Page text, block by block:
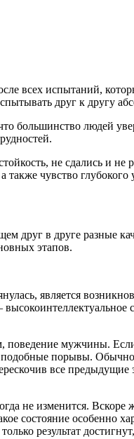
всех испытаний,
друг к другу
большинство людей
не сдались и
чувство
друг в друге разные
этапов.
является
мужчины.
порывы.
все
не изменится.
состояние
результат